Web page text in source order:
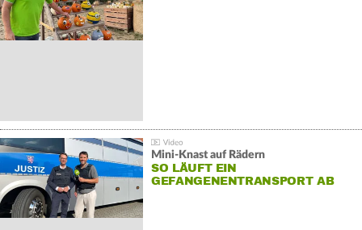
Mini-Knast auf Rädern
SO LÄUFT EIN
GEFANGENENTRANSPORT AB